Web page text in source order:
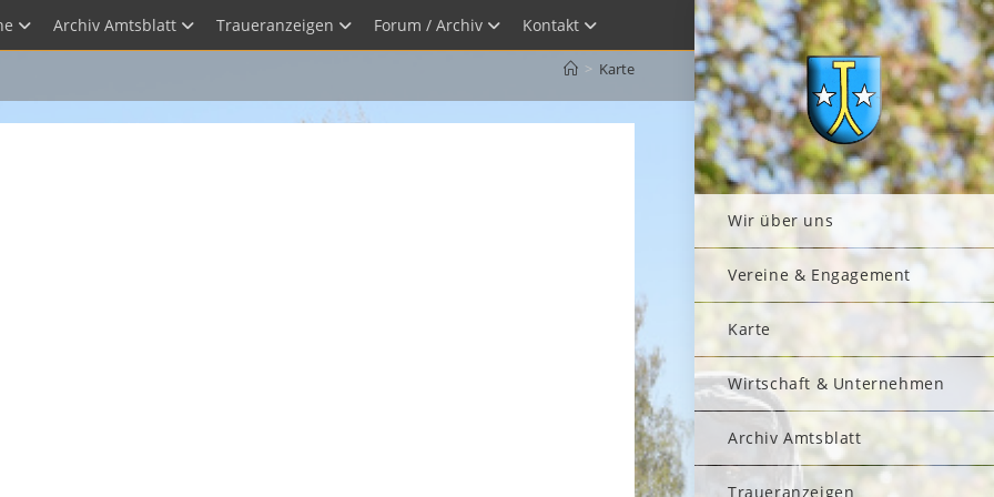
Archiv Amtsblatt Traueranzeigen Forum / Archiv Kontakt
Wir über uns
Vereine & Engagement
Karte
Wirtschaft & Unternehmen
Archiv Amtsblatt
Traueranzeigen
> Karte